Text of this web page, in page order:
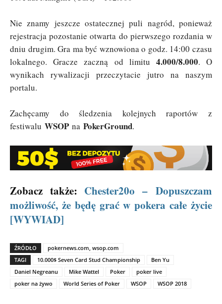
Nie znamy jeszcze ostatecznej puli nagród, ponieważ
rejestracja pozostanie otwarta do pierwszego rozdania w
dniu drugim. Gra ma być wznowiona o godz. 14:00 czasu
lokalnego. Gracze zaczną od limitu 4.000/8.000. O
wynikach rywalizacji przeczytacie jutro na naszym
portalu.
Zachęcamy do śledzenia kolejnych raportów z
festiwalu WSOPna PokerGround.
Zobacz także: Chester20o – Dopuszczam
możliwość, że będę grać w pokera całe życie
[WYWIAD]
ŹRÓDŁO
pokernews.com, wsop.com
TAGI
10.000$ Seven Card Stud Championship
Ben Yu
Daniel Negreanu
Mike Wattel Poker
poker live
poker na żywo
World Series of Poker WSOP WSOP 2018